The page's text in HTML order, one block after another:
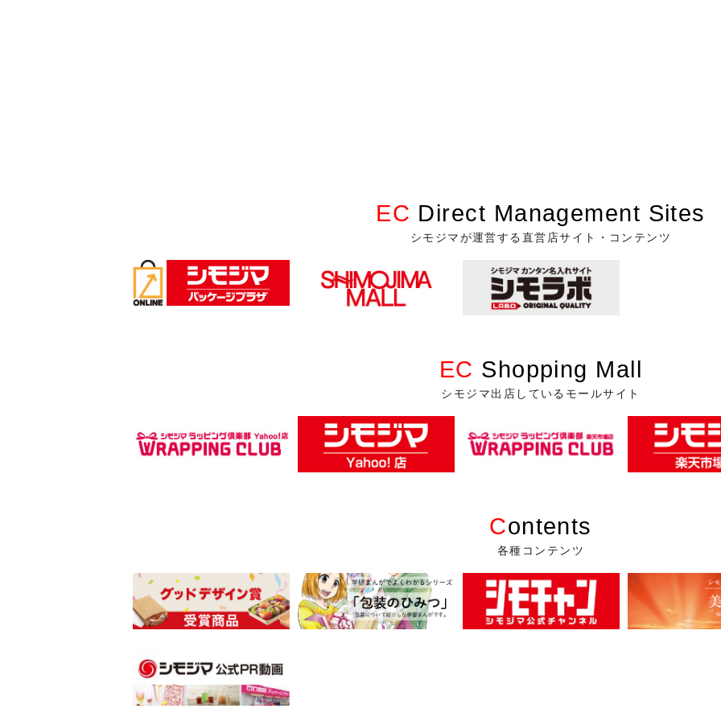
EC Direct Management Sites
シモジマが運営する直営店サイト・コンテンツ
EC Shopping Mall
シモジマ出店しているモールサイト
Contents
各種コンテンツ